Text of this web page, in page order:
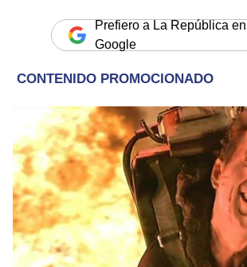
Prefiero a La República en
Google